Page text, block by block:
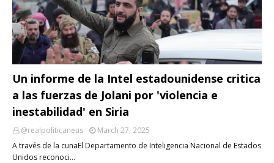
Un informe de la Intel estadounidense critica
a las fuerzas de Jolani por 'violencia e
inestabilidad' en Siria
@realpoliticaneus
March 27, 2025
A través de la cunaEl Departamento de Inteligencia Nacional de Estados
Unidos reconoci…